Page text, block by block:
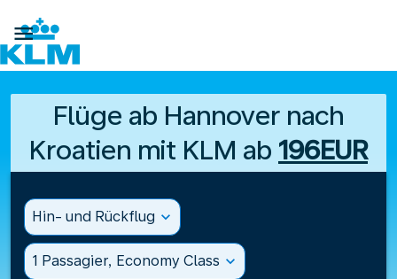

Flüge ab Hannover nach
Kroatien mit KLM ab 196EUR
Hin- und Rückflug expand_more
1 Passagier, Economy Class expand_more